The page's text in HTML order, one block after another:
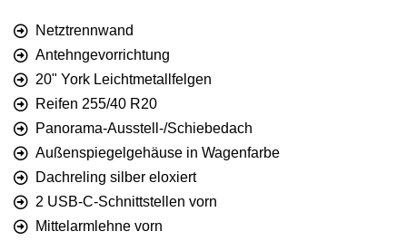
Netztrennwand
Antehngevorrichtung
20" York Leichtmetallfelgen
Reifen 255/40 R20
Panorama-Ausstell-/Schiebedach
Außenspiegelgehäuse in Wagenfarbe
Dachreling silber eloxiert
2 USB-C-Schnittstellen vorn
Mittelarmlehne vorn